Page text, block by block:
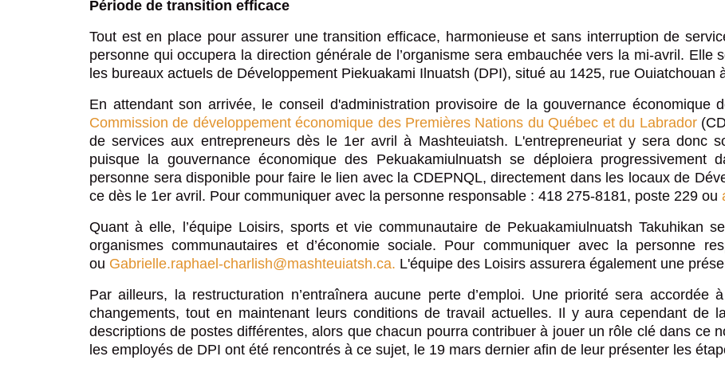
Où souhaitez-vous
Rapport final de la Commission consultative sur la réalité
sociale
Société de développement économique ilnu
Période de transition efficace
Tout est en place pour assurer une transition efficace, harmonieuse et sans interruption de
personne qui occupera la direction générale de l’organisme sera embauchée vers la mi-avril. Elle
les bureaux actuels de Développement Piekuakami Ilnuatsh (DPI), situé au 1425, rue Ouiatchouan
En attendant son arrivée, le conseil d'administration provisoire de la gouvernance économique
Commission de développement économique des Premières Nations du Québec et du Labrador
de services aux entrepreneurs dès le 1er avril à Mashteuiatsh. L'entrepreneuriat y sera donc
puisque la gouvernance économique des Pekuakamiulnuatsh se déploiera progressivement
personne sera disponible pour faire le lien avec la CDEPNQL, directement dans les locaux de
ce dès le 1er avril. Pour communiquer avec la personne responsable : 418 275-8181, poste 229 ou
Quant à elle, l’équipe Loisirs, sports et vie communautaire de Pekuakamiulnuatsh Takuhikan
organismes communautaires et d’économie sociale. Pour communiquer avec la personne
ou Gabrielle.raphael-charlish@mashteuiatsh.ca. L'équipe des Loisirs assurera également une
Par ailleurs, la restructuration n’entraînera aucune perte d’emploi. Une priorité sera
changements, tout en maintenant leurs conditions de travail actuelles. Il y aura cependant de
descriptions de postes différentes, alors que chacun pourra contribuer à jouer un rôle clé dans ce
les employés de DPI ont été rencontrés à ce sujet, le 19 mars dernier afin de leur présenter les